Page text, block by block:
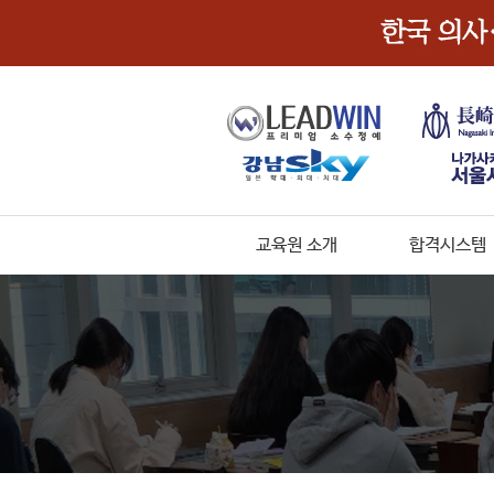
교육원 소개 합격시스템